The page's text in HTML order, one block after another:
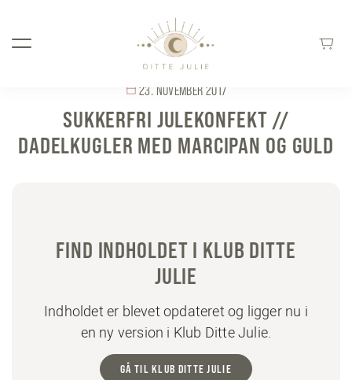
23. NOVEMBER 2017
SUKKERFRI JULEKONFEKT //
DADELKUGLER MED MARCIPAN OG GULD
FIND INDHOLDET I KLUB DITTE
JULIE
Indholdet er blevet opdateret og ligger nu i
en ny version i Klub Ditte Julie.
GÅ TIL KLUB DITTE JULIE